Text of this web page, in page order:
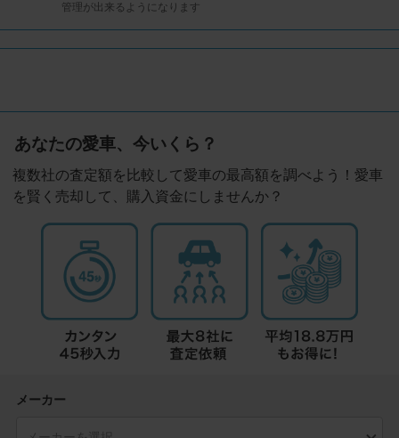
管理が出来るようになります
あなたの愛車、今いくら？
複数社の査定額を比較して愛車の最高額を調べよう！愛車
を賢く売却して、購入資金にしませんか？
メーカー